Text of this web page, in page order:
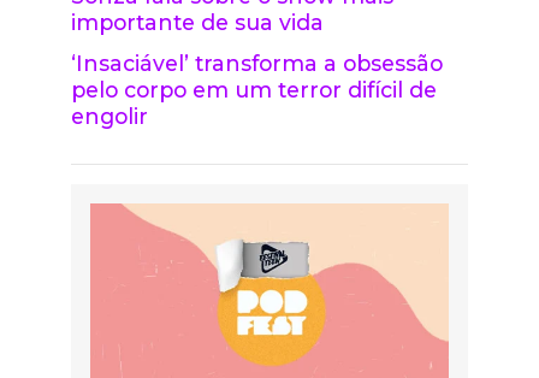
importante de sua vida
‘Insaciável’ transforma a obsessão
pelo corpo em um terror difícil de
engolir